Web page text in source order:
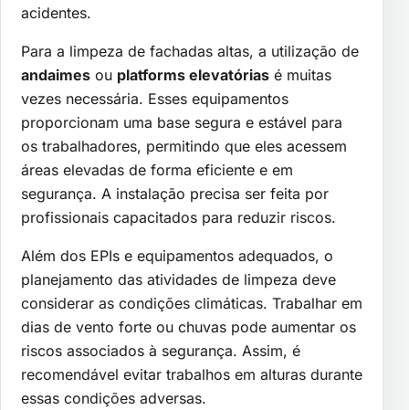
acidentes.
Para a limpeza de fachadas altas, a utilização de
andaimes ou platforms elevatórias é muitas
vezes necessária. Esses equipamentos
proporcionam uma base segura e estável para
os trabalhadores, permitindo que eles acessem
áreas elevadas de forma eficiente e em
segurança. A instalação precisa ser feita por
profissionais capacitados para reduzir riscos.
Além dos EPIs e equipamentos adequados, o
planejamento das atividades de limpeza deve
considerar as condições climáticas. Trabalhar em
dias de vento forte ou chuvas pode aumentar os
riscos associados à segurança. Assim, é
recomendável evitar trabalhos em alturas durante
essas condições adversas.